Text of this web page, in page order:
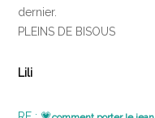
dernier.
PLEINS DE BISOUS
Lili